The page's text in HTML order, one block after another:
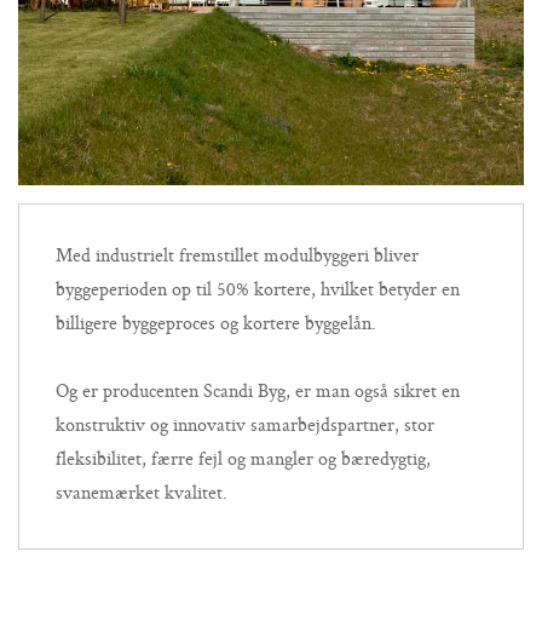
Med industrielt fremstillet modulbyggeri bliver
byggeperioden op til 50% kortere, hvilket betyder en
billigere byggeproces og kortere byggelån.
Og er producenten Scandi Byg, er man også sikret en
konstruktiv og innovativ samarbejdspartner, stor
fleksibilitet, færre fejl og mangler og bæredygtig,
svanemærket kvalitet.